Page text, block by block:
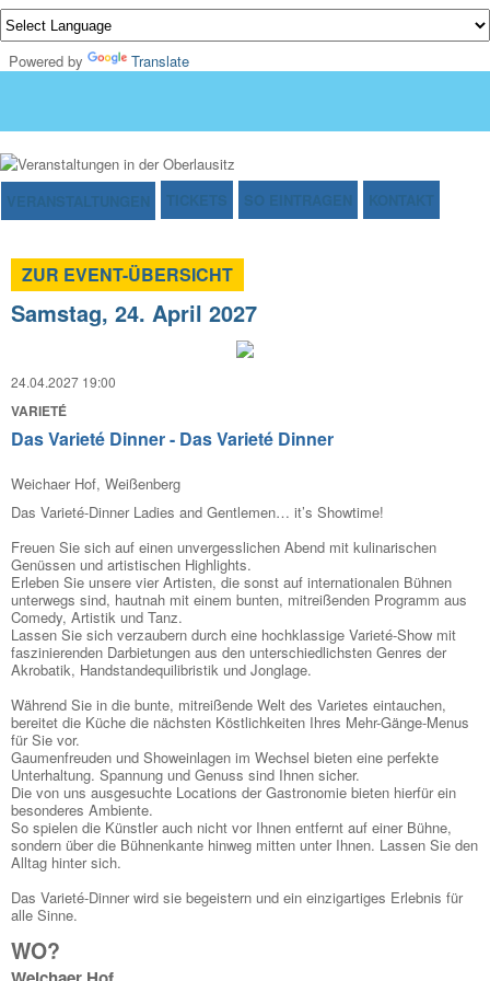
Powered by Translate
VERANSTALTUNGEN TICKETS SO EINTRAGEN KONTAKT
ZUR EVENT-ÜBERSICHT
Samstag, 24. April 2027
24.04.2027 19:00
VARIETÉ
Das Varieté Dinner - Das Varieté Dinner
Weichaer Hof, Weißenberg
Das Varieté-Dinner Ladies and Gentlemen… it’s Showtime!
Freuen Sie sich auf einen unvergesslichen Abend mit kulinarischen
Genüssen und artistischen Highlights.
Erleben Sie unsere vier Artisten, die sonst auf internationalen Bühnen
unterwegs sind, hautnah mit einem bunten, mitreißenden Programm aus
Comedy, Artistik und Tanz.
Lassen Sie sich verzaubern durch eine hochklassige Varieté-Show mit
faszinierenden Darbietungen aus den unterschiedlichsten Genres der
Akrobatik, Handstandequilibristik und Jonglage.
Während Sie in die bunte, mitreißende Welt des Varietes eintauchen,
bereitet die Küche die nächsten Köstlichkeiten Ihres Mehr-Gänge-Menus
für Sie vor.
Gaumenfreuden und Showeinlagen im Wechsel bieten eine perfekte
Unterhaltung. Spannung und Genuss sind Ihnen sicher.
Die von uns ausgesuchte Locations der Gastronomie bieten hierfür ein
besonderes Ambiente.
So spielen die Künstler auch nicht vor Ihnen entfernt auf einer Bühne,
sondern über die Bühnenkante hinweg mitten unter Ihnen. Lassen Sie den
Alltag hinter sich.
Das Varieté-Dinner wird sie begeistern und ein einzigartiges Erlebnis für
alle Sinne.
WO?